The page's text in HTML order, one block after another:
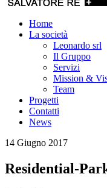
Home
La società
Leonardo srl
Il Gruppo
Servizi
Mission &
Team
Progetti
Contatti
News
14 Giugno 2017
Residential-